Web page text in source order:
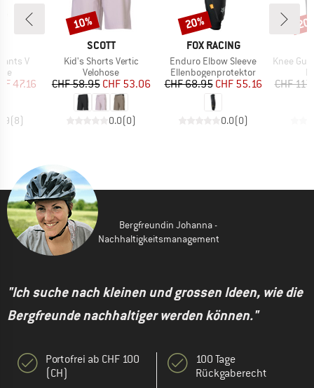
V
Preis
47.16
(8)
MARKE
SCOTT
Artikel
Kid's Shorts Vertic
Produktgruppe
Velohose
Preis
CHF 58.95reduzierter Preis
CHF 53.06
0.0(0)
Rabatt
10%
MARKE
FOX RACING
Artikel
Enduro Elbow Sleeve
Produktgruppe
Ellenbogenprotektor
Preis
CHF 68.95reduzierter Preis
CHF 55.16
0.0(0)
Rabatt
20%
Artikel
Knee
CHF
Bergfreundin Johanna -
Nachhaltigkeitsmanagement
"Ich suche nach kleinen und grossen Ideen, wie die
Bergfreunde nachhaltiger werden können."
Portofrei ab CHF 100
(CH)
100 Tage
Rückgaberecht